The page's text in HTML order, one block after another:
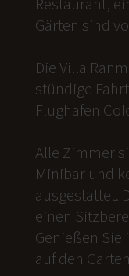
Gärten sind
Die Villa
stündige
Flughafen
Alle Zimmer
Minibar und
ausgestattet.
einen
Genießen
auf den